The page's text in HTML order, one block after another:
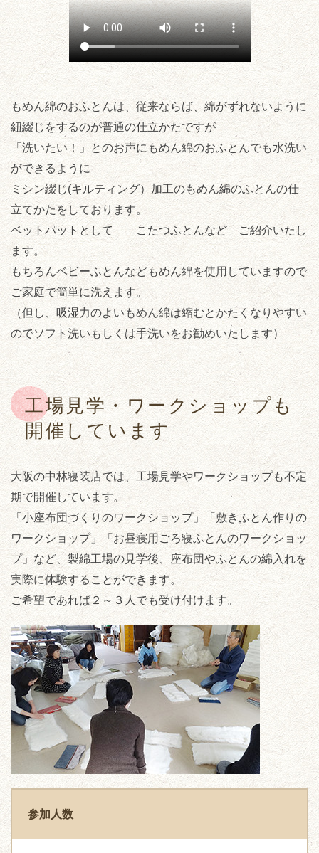
もめん綿のおふとんは、従来ならば、綿がずれないように
紐綴じをするのが普通の仕立かたですが
「洗いたい！」とのお声にもめん綿のおふとんでも水洗い
ができるように
ミシン綴じ(キルティング）加工のもめん綿のふとんの仕
立てかたをしております。
ベットパットとして こたつふとんなど ご紹介いたし
ます。
もちろんベビーふとんなどもめん綿を使用していますので
ご家庭で簡単に洗えます。
（但し、吸湿力のよいもめん綿は縮むとかたくなりやすい
のでソフト洗いもしくは手洗いをお勧めいたします）
工場見学・ワークショップも
開催しています
大阪の中林寝装店では、工場見学やワークショップも不定
期で開催しています。
「小座布団づくりのワークショップ」「敷きふとん作りの
ワークショップ」「お昼寝用ごろ寝ふとんのワークショッ
プ」など、製綿工場の見学後、座布団やふとんの綿入れを
実際に体験することができます。
ご希望であれば２～３人でも受け付けます。
参加人数